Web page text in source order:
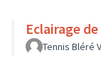
Eclairage
Tennis Bléré